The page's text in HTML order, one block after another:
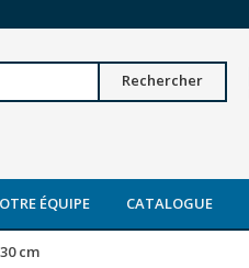
Rechercher
ÉQUIPE CATALOGUE
cm